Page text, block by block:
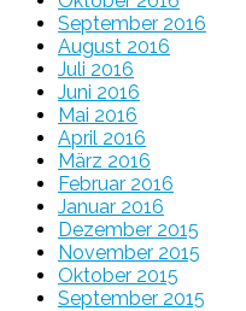
September 2016
August 2016
Juli 2016
Juni 2016
Mai 2016
April 2016
März 2016
Februar 2016
Januar 2016
Dezember 2015
November 2015
Oktober 2015
September 2015